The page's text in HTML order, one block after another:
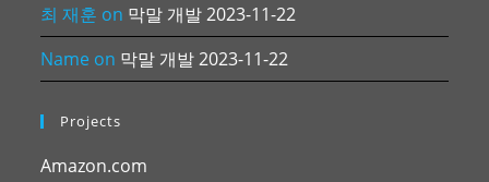
최 재훈 on 막말 개발 2023-11-22
Name on 막말 개발 2023-11-22
Projects
Amazon.com